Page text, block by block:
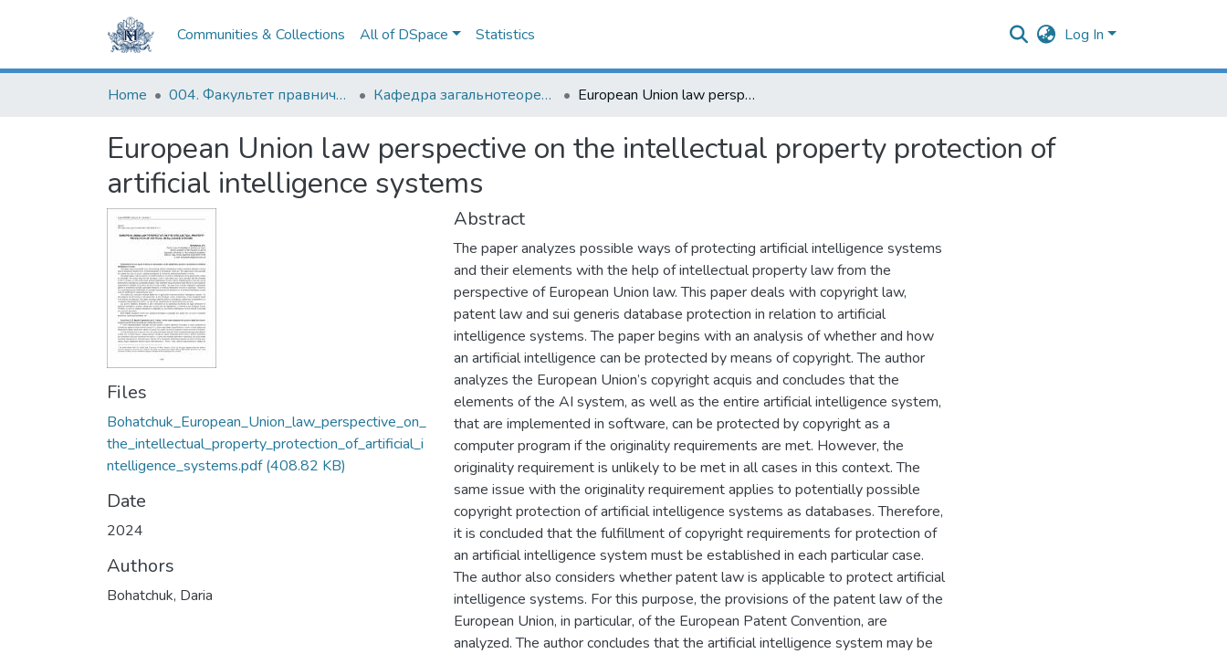
Communities & Collections All of DSpace Statistics Log In
Home 004. Факультет правничих наук Кафедра загальнотеоретичного правознавства та публічного права European Union law perspective on the intellectual property protection of artificial intelligence systems
European Union law perspective on the intellectual property protection of
artificial intelligence systems
Files
Bohatchuk_European_Union_law_perspective_on_
the_intellectual_property_protection_of_artificial_i
ntelligence_systems.pdf(408.82 KB)
Date
2024
Authors
Bohatchuk, Daria
Abstract
The paper analyzes possible ways of protecting artificial intelligence systems
and their elements with the help of intellectual property law from the
perspective of European Union law. This paper deals with copyright law,
patent law and sui generis database protection in relation to artificial
intelligence systems. The paper begins with an analysis of whether and how
an artificial intelligence can be protected by means of copyright. The author
analyzes the European Union’s copyright acquis and concludes that the
elements of the AI system, as well as the entire artificial intelligence system,
that are implemented in software, can be protected by copyright as a
computer program if the originality requirements are met. However, the
originality requirement is unlikely to be met in all cases in this context. The
same issue with the originality requirement applies to potentially possible
copyright protection of artificial intelligence systems as databases. Therefore,
it is concluded that the fulfillment of copyright requirements for protection of
an artificial intelligence system must be established in each particular case.
The author also considers whether patent law is applicable to protect artificial
intelligence systems. For this purpose, the provisions of the patent law of the
European Union, in particular, of the European Patent Convention, are
analyzed. The author concludes that the artificial intelligence system may be